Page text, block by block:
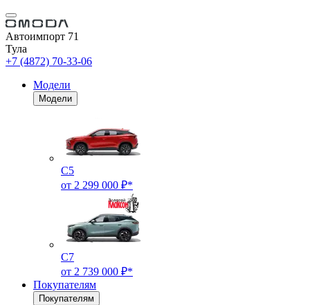
Автоимпорт 71
Тула
+7 (4872) 70-33-06
Модели
Модели
C5
от 2 299 000 ₽*
C7
от 2 739 000 ₽*
Покупателям
Покупателям